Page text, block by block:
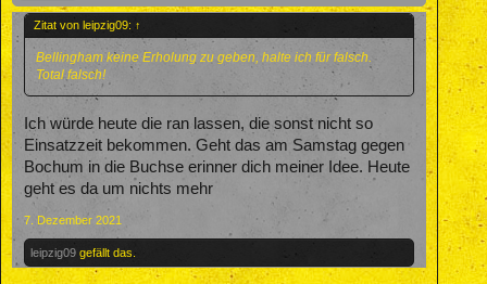
Zitat von leipzig09: ↑
Bellingham keine Erholung zu geben, halte ich für falsch.
Total falsch!
Ich würde heute die ran lassen, die sonst nicht so
Einsatzzeit bekommen. Geht das am Samstag gegen
Bochum in die Buchse erinner dich meiner Idee. Heute
geht es da um nichts mehr
7. Dezember 2021
leipzig09 gefällt das.